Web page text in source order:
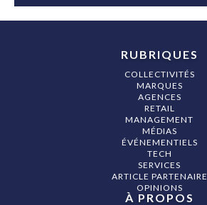
RUBRIQUES
COLLECTIVITÉS
MARQUES
AGENCES
RETAIL
MANAGEMENT
MÉDIAS
ÉVÉNEMENTIELS
TECH
SERVICES
ARTICLE PARTENAIRE
OPINIONS
À PROPOS